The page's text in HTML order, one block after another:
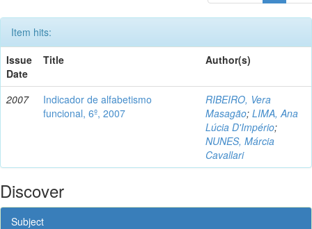
Item hits:
Issue
Date
Title Author(s)
2007
Indicador de alfabetismo
funcional, 6º, 2007
RIBEIRO, Vera
Masagão; LIMA, Ana
Lúcia D'Império;
NUNES, Márcia
Cavallari
Discover
Subject